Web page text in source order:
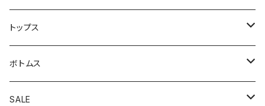
アウトドアジャケット
カバーオール
コート
トップス
カーディガン
スウェット
ボトムス
オーバーオール
SALE